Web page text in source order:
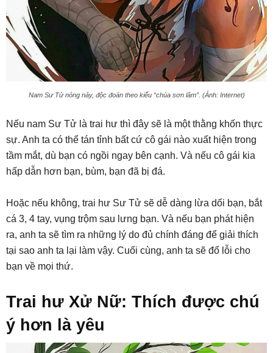
Nam Sư Tử nóng nảy, độc đoán theo kiểu “chúa sơn lâm”. (Ảnh: Internet)
Nếu nam Sư Tử là trai hư thì đây sẽ là một thằng khốn thực
sự. Anh ta có thể tán tỉnh bất cứ cô gái nào xuất hiện trong
tầm mắt, dù bạn có ngồi ngay bên cạnh. Và nếu cô gái kia
hấp dẫn hơn bạn, bùm, bạn đã bị đá.
Hoặc nếu không, trai hư Sư Tử sẽ dễ dàng lừa dối bạn, bắt
cá 3, 4 tay, vụng trộm sau lưng bạn. Và nếu bạn phát hiện
ra, anh ta sẽ tìm ra những lý do đủ chính đáng để giải thích
tại sao anh ta lại làm vậy. Cuối cùng, anh ta sẽ đổ lỗi cho
bạn về mọi thứ.
Trai hư Xử Nữ: Thích được chú
ý hơn là yêu